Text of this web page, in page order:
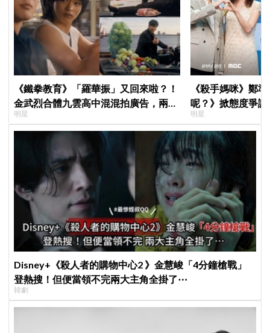
《鐵拳教育》「羅華振」又回來啦？！
金武烈合體九雲高中混混拍廣告，兩人
嚇壞反應笑翻劇迷：根本番外篇！
明星
《殺手媽咪》鄭
呢？》掀態度爭
真的吐了」心疼
明星
Disney+《殺人者的購物中心2 》金慧峻「4分鐘槍戰」
登熱搜！但便當領不完兩大主角全掛了⋯
韓劇